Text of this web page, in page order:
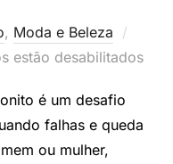
, Moda e Beleza
em
estão desabilitados
é um desafio
falhas e queda
ou mulher,